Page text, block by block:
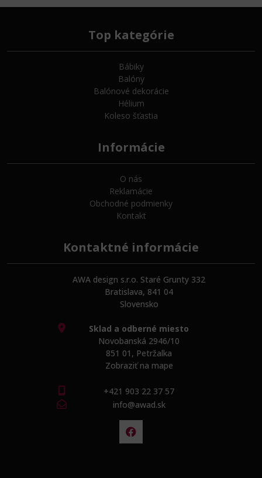
Top kategórie
Bábiky
Balóny
Balónové dekorácie
Hélium
Koleso šťastia
Informácie
O nás
Reklamácie
Obchodné podmienky
Kontakt
Kontaktné informácie
AWA design s.r.o. Staré Grunty 332
Bratislava, 841 04
Slovensko
Sklad a odberné miesto
Novobanská 2946/10
851 01, Petržalka
Zobraziť na mape
+421 903 22 37 57
info@awad.sk